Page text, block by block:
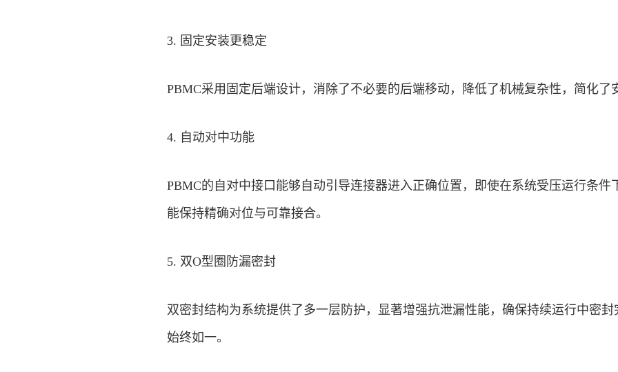
3. 固定安装更稳定
PBMC采用固定后端设计，消除了不必要的后端移动，降低了机械复杂性，简化了
4. 自动对中功能
PBMC的自对中接口能够自动引导连接器进入正确位置，即使在系统受压运行条件
能保持精确对位与可靠接合。
5. 双O型圈防漏密封
双密封结构为系统提供了多一层防护，显著增强抗泄漏性能，确保持续运行中密封
始终如一。